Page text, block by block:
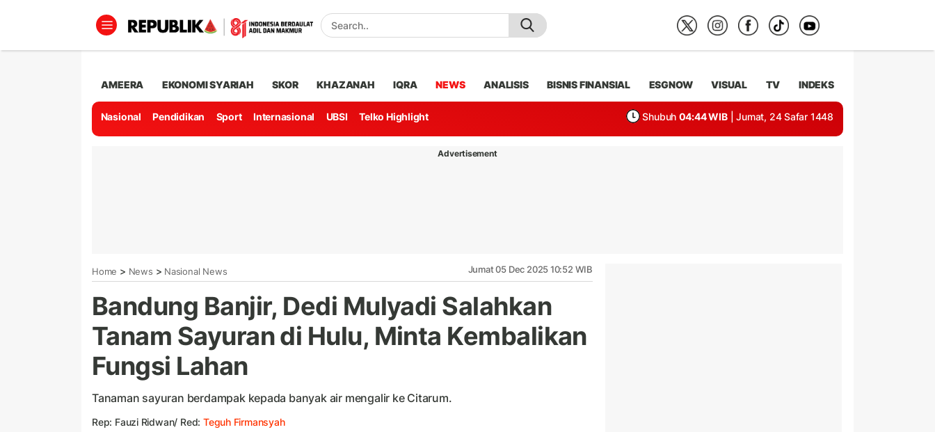
AMEERA EKONOMI SYARIAH SKOR KHAZANAH IQRA NEWS ANALISIS BISNIS FINANSIAL ESGNOW VISUAL TV INDEKS
Nasional Pendidikan Sport Internasional UBSI Telko Highlight Shubuh 04:44 WIB | Jumat, 24 Safar 1448
Advertisement
Home > News > Nasional News Jumat 05 Dec 2025 10:52 WIB
Bandung Banjir, Dedi Mulyadi Salahkan
Tanam Sayuran di Hulu, Minta Kembalikan
Fungsi Lahan
Tanaman sayuran berdampak kepada banyak air mengalir ke Citarum.
Rep: Fauzi Ridwan/ Red: Teguh Firmansyah